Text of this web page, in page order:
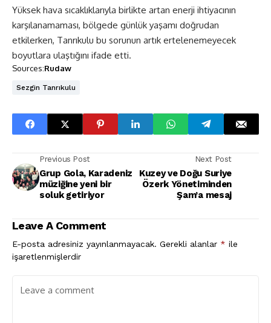
Yüksek hava sıcaklıklarıyla birlikte artan enerji ihtiyacının
karşılanamaması, bölgede günlük yaşamı doğrudan
etkilerken, Tanrıkulu bu sorunun artık ertelenemeyecek
boyutlara ulaştığını ifade etti.
Sources:Rudaw
Sezgin Tanrıkulu
Previous Post
Grup Gola, Karadeniz
müziğine yeni bir
soluk getiriyor
Next Post
Kuzey ve Doğu Suriye
Özerk Yönetiminden
Şam’a mesaj
Leave A Comment
E-posta adresiniz yayınlanmayacak. Gerekli alanlar * ile
işaretlenmişlerdir